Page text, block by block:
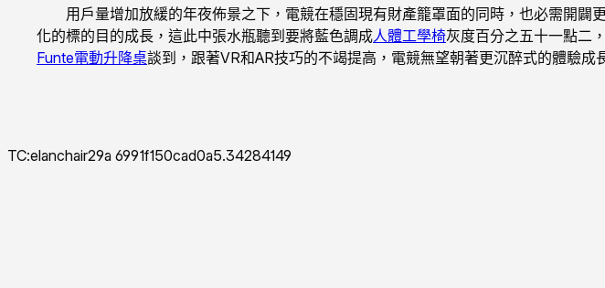
用戶量增加放緩的年夜佈景之下，電競在穩固現有財產籠罩面的同時，也必需開
化的標的目的成長，這此中張水瓶聽到要將藍色調成人體工學椅灰度百分之五十一點二
Funte電動升降桌談到，跟著VR和AR技巧的不竭提高，電競無望朝著更沉醉式的體驗
TC:elanchair29a 6991f150cad0a5.34284149